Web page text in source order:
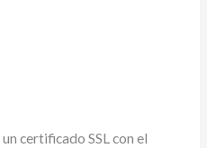
certificado SSL con el